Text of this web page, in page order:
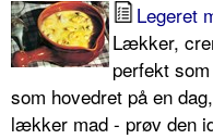
Legeret
Lækker,
perfekt
som hovedret på en
lækker mad - prøv den